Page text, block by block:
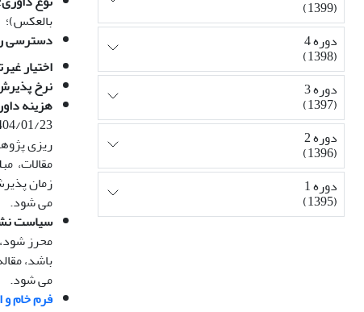
بالعکس)؛
دسترسی
اختیار
نرخ
هزینه
زمان
می شود.
سیاست
محرز
می شود.
فرم خام و
(1399)
دوره 4
(1398)
دوره 3
(1397)
دوره 2
(1396)
دوره 1
(1395)